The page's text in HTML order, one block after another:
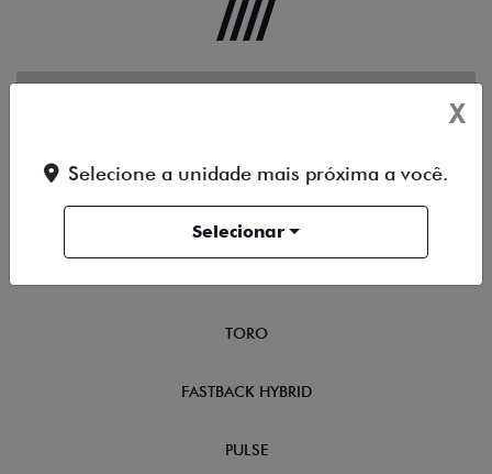
NOVOS
TORO
FASTBACK HYBRID
PULSE
X
Selecione a unidade mais próxima a você.
Selecionar